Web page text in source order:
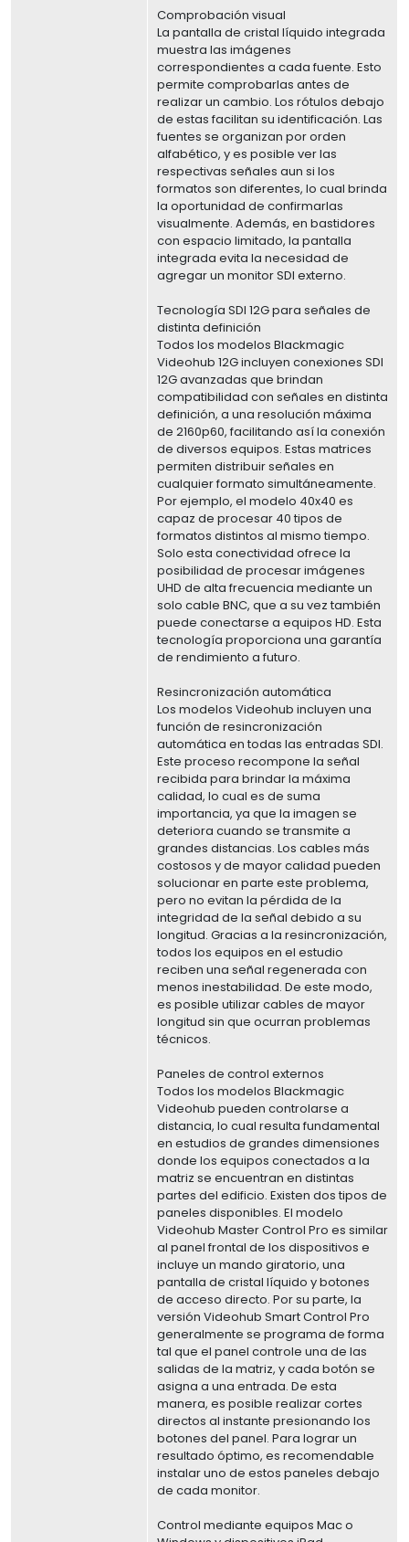
Comprobación visual
La pantalla de cristal líquido integrada
muestra las imágenes
correspondientes a cada fuente. Esto
permite comprobarlas antes de
realizar un cambio. Los rótulos debajo
de estas facilitan su identificación. Las
fuentes se organizan por orden
alfabético, y es posible ver las
respectivas señales aun si los
formatos son diferentes, lo cual brinda
la oportunidad de confirmarlas
visualmente. Además, en bastidores
con espacio limitado, la pantalla
integrada evita la necesidad de
agregar un monitor SDI externo.
Tecnología SDI 12G para señales de
distinta definición
Todos los modelos Blackmagic
Videohub 12G incluyen conexiones SDI
12G avanzadas que brindan
compatibilidad con señales en distinta
definición, a una resolución máxima
de 2160p60, facilitando así la conexión
de diversos equipos. Estas matrices
permiten distribuir señales en
cualquier formato simultáneamente.
Por ejemplo, el modelo 40x40 es
capaz de procesar 40 tipos de
formatos distintos al mismo tiempo.
Solo esta conectividad ofrece la
posibilidad de procesar imágenes
UHD de alta frecuencia mediante un
solo cable BNC, que a su vez también
puede conectarse a equipos HD. Esta
tecnología proporciona una garantía
de rendimiento a futuro.
Resincronización automática
Los modelos Videohub incluyen una
función de resincronización
automática en todas las entradas SDI.
Este proceso recompone la señal
recibida para brindar la máxima
calidad, lo cual es de suma
importancia, ya que la imagen se
deteriora cuando se transmite a
grandes distancias. Los cables más
costosos y de mayor calidad pueden
solucionar en parte este problema,
pero no evitan la pérdida de la
integridad de la señal debido a su
longitud. Gracias a la resincronización,
todos los equipos en el estudio
reciben una señal regenerada con
menos inestabilidad. De este modo,
es posible utilizar cables de mayor
longitud sin que ocurran problemas
técnicos.
Paneles de control externos
Todos los modelos Blackmagic
Videohub pueden controlarse a
distancia, lo cual resulta fundamental
en estudios de grandes dimensiones
donde los equipos conectados a la
matriz se encuentran en distintas
partes del edificio. Existen dos tipos de
paneles disponibles. El modelo
Videohub Master Control Pro es similar
al panel frontal de los dispositivos e
incluye un mando giratorio, una
pantalla de cristal líquido y botones
de acceso directo. Por su parte, la
versión Videohub Smart Control Pro
generalmente se programa de forma
tal que el panel controle una de las
salidas de la matriz, y cada botón se
asigna a una entrada. De esta
manera, es posible realizar cortes
directos al instante presionando los
botones del panel. Para lograr un
resultado óptimo, es recomendable
instalar uno de estos paneles debajo
de cada monitor.
Control mediante equipos Mac o